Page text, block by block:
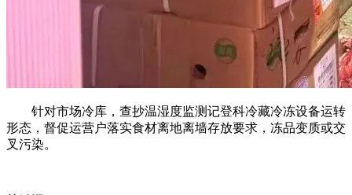
针对市场冷库，查抄温湿度监测记登科冷藏冷冻设备运转
形态，督促运营户落实食材离地离墙存放要求，冻品变质或交
叉污染。